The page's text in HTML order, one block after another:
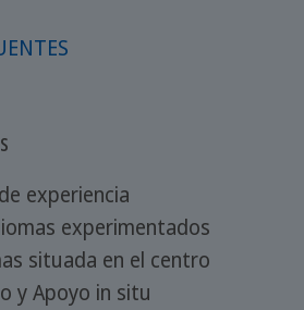
experiencia
experimentados
situada en el centro
y Apoyo in situ